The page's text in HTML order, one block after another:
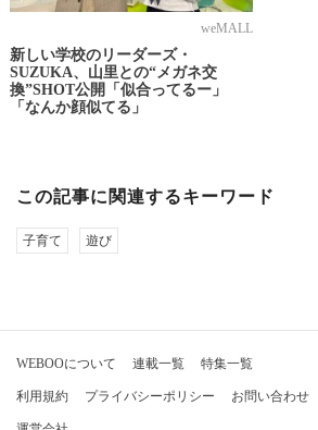
weMALL
新しい学校のリーダーズ・
SUZUKA、山里との“メガネ交
換”SHOT公開「似合ってるー」
「なんか顔似てる」
この記事に関連するキーワード
子育て 遊び
WEBOOについて 連載一覧 特集一覧
利用規約 プライバシーポリシー お問い合わせ